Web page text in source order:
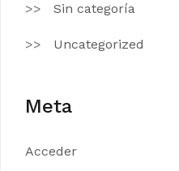
Sin categoría
Uncategorized
Meta
Acceder